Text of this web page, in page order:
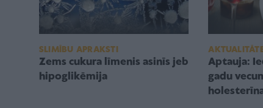
SLIMĪBU APRAKSTI
Zems cukura līmenis asinīs jeb
hipoglikēmija
Aptauja:
gadu